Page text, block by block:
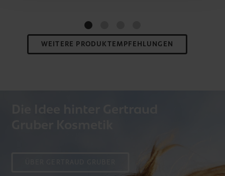
WEITERE PRODUKTEMPFEHLUNGEN